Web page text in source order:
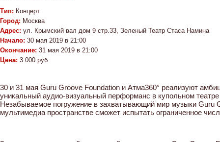
Тип: Концерт
Город: Москва
Адрес: ул. Крымский вал дом 9 стр.33, Зеленый Театр Стаса Намина
Начало: 30 мая 2019 в 21:00
Окончание: 31 мая 2019 в 21:00
Цена: 3 000 руб
30 и 31 мая Guru Groove Foundation и Атма360° реализуют
уникальный аудио-визуальный перформанс в купольном
Незабываемое погружение в захватывающий мир музыки Guru
мультимедиа пространстве сможет испытать ограниченное